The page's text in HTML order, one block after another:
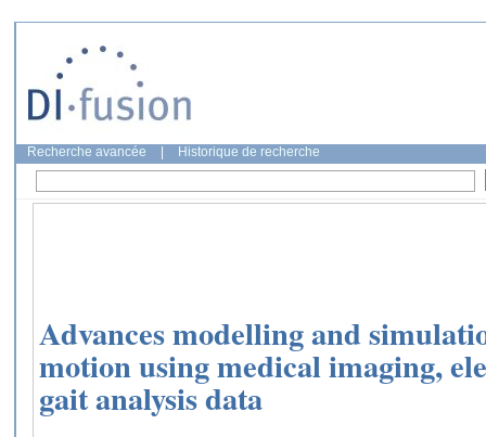
Recherche avancée Historique de recherche
Advances modelling and
motion using medical imaging,
gait analysis data